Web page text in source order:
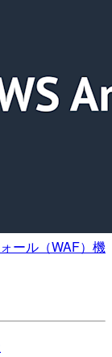
ール（WAF）機